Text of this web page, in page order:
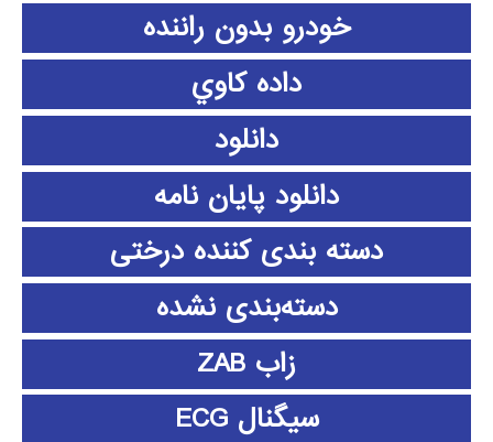
خودرو بدون راننده
داده كاوي
دانلود
دانلود پايان نامه
دسته بندی کننده درختی
دسته‌بندی نشده
زاب ZAB
سیگنال ECG